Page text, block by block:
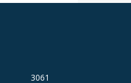
3061